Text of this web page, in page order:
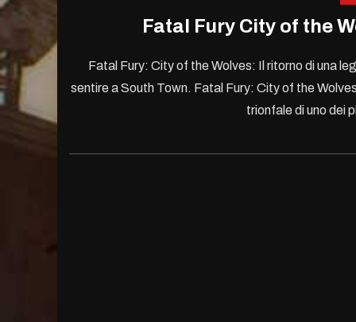
Fatal Fury City of the
Fatal Fury: City of the Wolves: Il ritorno di una
sentire a South Town. Fatal Fury: City of the
trionfale di uno dei